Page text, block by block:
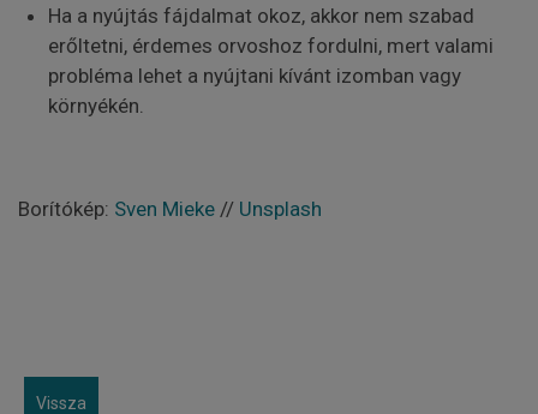
Ha a nyújtás fájdalmat okoz, akkor nem szabad
erőltetni, érdemes orvoshoz fordulni, mert valami
probléma lehet a nyújtani kívánt izomban vagy
környékén.
Borítókép: Sven Mieke // Unsplash
Vissza